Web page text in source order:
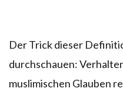
Der Trick dieser
durchschauen:
muslimischen Glauben